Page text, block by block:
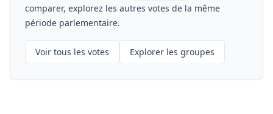
comparer, explorez les autres votes de la même
période parlementaire.
Voir tous les votes Explorer les groupes